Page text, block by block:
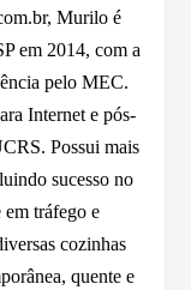
Murilo é
em 2014, com a
pelo MEC.
Internet e pós-
Possui mais
sucesso no
em tráfego e
cozinhas
quente e